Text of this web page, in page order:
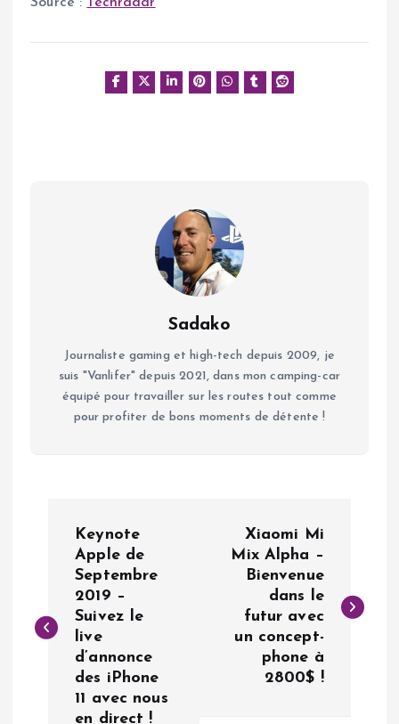
Source : Techradar
Sadako
Journaliste gaming et high-tech depuis 2009, je
suis "Vanlifer" depuis 2021, dans mon camping-car
équipé pour travailler sur les routes tout comme
pour profiter de bons moments de détente !
v
i
Keynote
Apple de
Septembre
2019 –
Suivez le
live
d’annonce
des iPhone
11 avec nous
en direct !
Xiaomi Mi
Mix Alpha –
Bienvenue
dans le
futur avec
un concept-
phone à
2800$ !